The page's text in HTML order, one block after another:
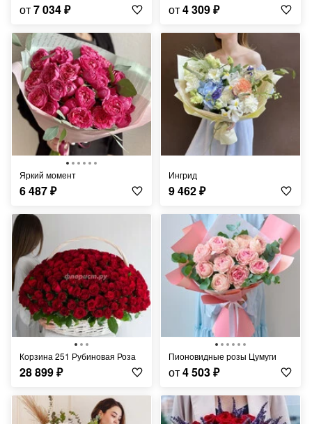
от7 034₽ от4 309₽
Яркий момент
6 487₽
Ингрид
9 462₽
Корзина 251 Рубиновая Роза
28 899₽
Пионовидные розы Цумуги
от4 503₽